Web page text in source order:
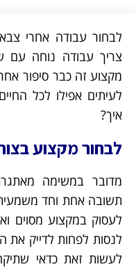
לבחור עבודה אחרי
צריך עבודה נוחה עם
מקצוע זה כבר סיפור
לעיתים אפילו לכל
איך?
לבחור מקצוע
מדובר במשימה
תשובה אחת וחד
לעסוק במקצוע מסוים
לנסות לפחות לדייק
לעשות זאת כדאי